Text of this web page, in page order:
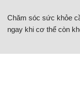
Chăm sóc sức khỏe
ngay khi cơ thể còn